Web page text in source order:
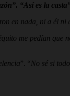
“Así es la
en nada, ni a él ni
me pedían que
”. “No sé si